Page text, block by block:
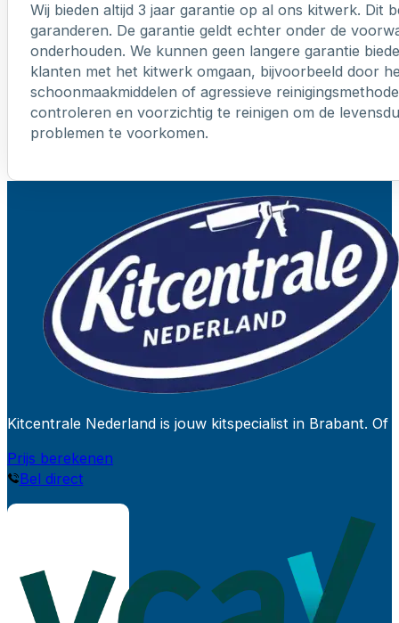
Wij bieden altijd 3 jaar garantie op al ons kitwerk. Dit
garanderen. De garantie geldt echter onder de
onderhouden. We kunnen geen langere garantie
klanten met het kitwerk omgaan, bijvoorbeeld door
schoonmaakmiddelen of agressieve
controleren en voorzichtig te reinigen om de
problemen te voorkomen.
Kitcentrale Nederland is jouw kitspecialist in Brabant.
Prijs berekenen
Bel direct